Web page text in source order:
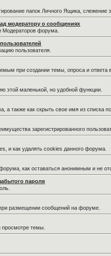
папок Личного Ящика,
модератору о сообщениях
Модераторов форума.
пользователя.
при создании темы, опроса и ответа
этой маленькой, но удобной функции.
а также как скрыть свое имя из списка
зарегистрированного
и как удалять cookies данного форума.
как оставаться анонимным и не
пароля
размещении сообщений на форуме.
темы.